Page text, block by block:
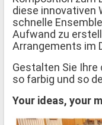
diese innovativen
schnelle
Aufwand zu
Arrangements im
Gestalten Sie
so farbig und so
Your ideas, your